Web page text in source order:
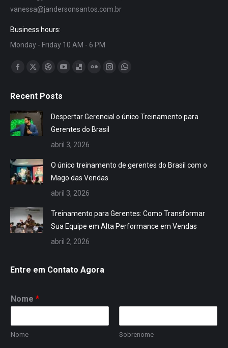
vanessa@jandersonsantos.com.br
Business hours:
Monday - Friday 10 AM - 6 PM
Encontre-nos em:
Facebook
opens
in
new
opens
in
new
Dribbble
opens
in
new
new
Delicious
new
Flickr
new
Instagram
in
Whatsapp
in
Recent Posts
Despertar Gerencial o único Treinamento para
Gerentes do Brasil
abril 3, 2026
O único treinamento de gerentes do Brasil com o
Mago das Vendas
abril 3, 2026
Treinamento para Gerentes: Como Transformar
Sua Equipe em Alta Performance em Vendas
abril 2, 2026
Entre em Contato Agora
Nome *
Nome Sobrenome